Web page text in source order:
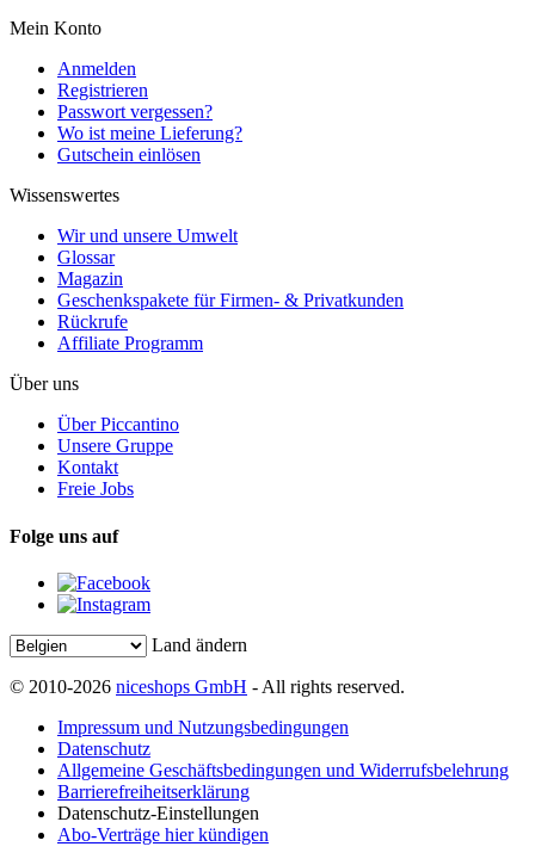
Mein Konto
Anmelden
Registrieren
Passwort vergessen?
Wo ist meine Lieferung?
Gutschein einlösen
Wissenswertes
Wir und unsere Umwelt
Glossar
Magazin
Geschenkspakete für Firmen- & Privatkunden
Rückrufe
Affiliate Programm
Über uns
Über Piccantino
Unsere Gruppe
Kontakt
Freie Jobs
Folge uns auf
Land ändern
© 2010-2026 niceshops GmbH - All rights reserved.
Impressum und Nutzungsbedingungen
Datenschutz
Allgemeine Geschäftsbedingungen und Widerrufsbelehrung
Barrierefreiheitserklärung
Datenschutz-Einstellungen
Abo-Verträge hier kündigen